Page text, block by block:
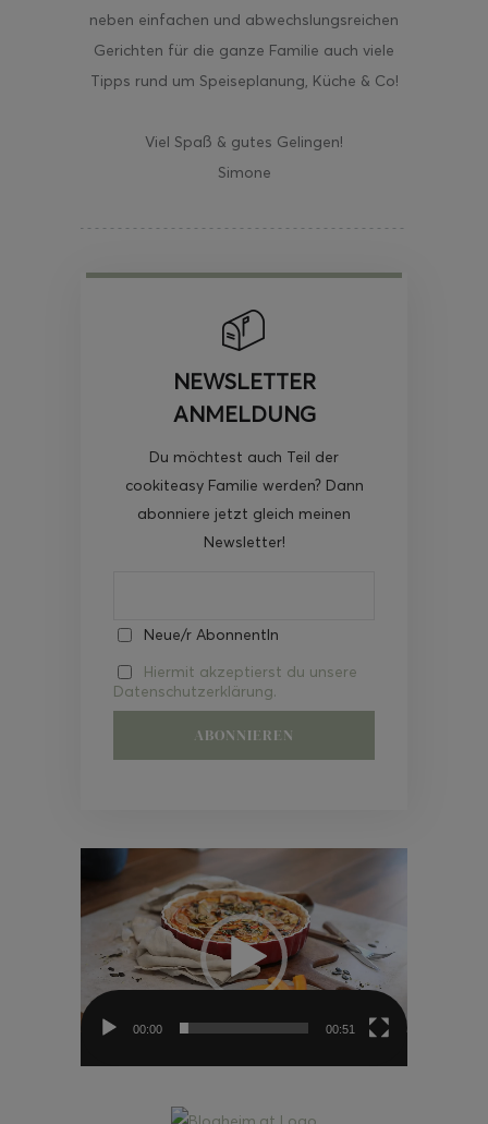
neben einfachen und abwechslungsreichen
Gerichten für die ganze Familie auch viele
Tipps rund um Speiseplanung, Küche & Co!
Viel Spaß & gutes Gelingen!
Simone
NEWSLETTER
ANMELDUNG
Du möchtest auch Teil der
cookiteasy Familie werden? Dann
abonniere jetzt gleich meinen
Newsletter!
Neue/r AbonnentIn
Hiermit akzeptierst du unsere
Datenschutzerklärung.
Video-
00:00 00:51